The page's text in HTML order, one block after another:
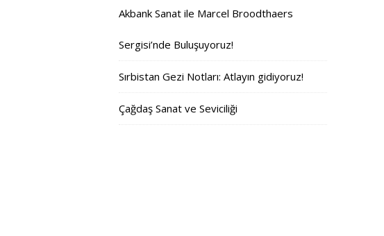
Akbank Sanat ile Marcel Broodthaers
Sergisi’nde Buluşuyoruz!
Sırbistan Gezi Notları: Atlayın gidiyoruz!
Çağdaş Sanat ve Seviciliği